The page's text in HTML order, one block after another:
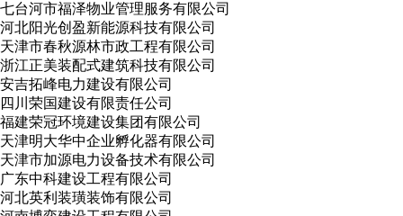
七台河市福泽物业管理服务有限公司
河北阳光创盈新能源科技有限公司
天津市春秋源林市政工程有限公司
浙江正美装配式建筑科技有限公司
安吉拓峰电力建设有限公司
四川荣国建设有限责任公司
福建荣冠环境建设集团有限公司
天津明大华中企业孵化器有限公司
天津市加源电力设备技术有限公司
广东中科建设工程有限公司
河北英利装璜装饰有限公司